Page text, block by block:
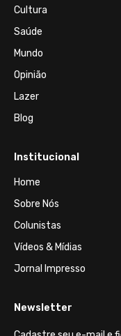
Cultura
Saúde
Mundo
Opinião
Lazer
Blog
Institucional
Home
Sobre Nós
Colunistas
Vídeos & Mídias
Jornal Impresso
Newsletter